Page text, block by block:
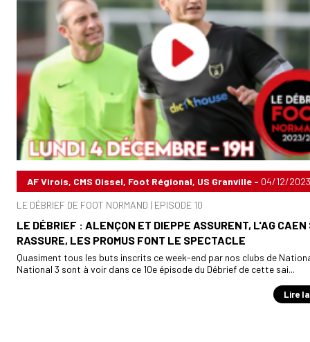
AF Virois, CMS Oissel, Foot Régional, US Granville - 04/12/2023
LE DÉBRIEF DE FOOT NORMAND | EPISODE 10
LE DÉBRIEF : ALENÇON ET DIEPPE ASSURENT, L'AG CAEN
RASSURE, LES PROMUS FONT LE SPECTACLE
Quasiment tous les buts inscrits ce week-end par nos clubs de
National 3 sont à voir dans ce 10e épisode du Débrief de cette sai...
Lire